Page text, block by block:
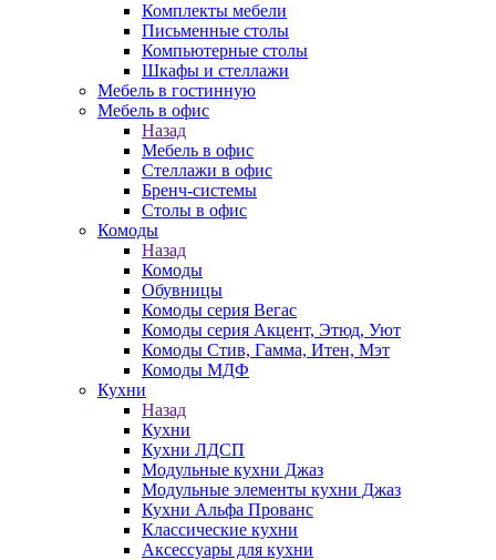
Комплекты мебели
Письменные столы
Компьютерные столы
Шкафы и стеллажи
Мебель в гостинную
Мебель в офис
Назад
Мебель в офис
Стеллажи в офис
Бренч-системы
Столы в офис
Комоды
Назад
Комоды
Обувницы
Комоды серия Вегас
Комоды серия Акцент, Этюд, Уют
Комоды Стив, Гамма, Итен, Мэт
Комоды МДФ
Кухни
Назад
Кухни
Кухни ЛДСП
Модульные кухни Джаз
Модульные элементы кухни Джаз
Кухни Альфа Прованс
Классические кухни
Аксессуары для кухни